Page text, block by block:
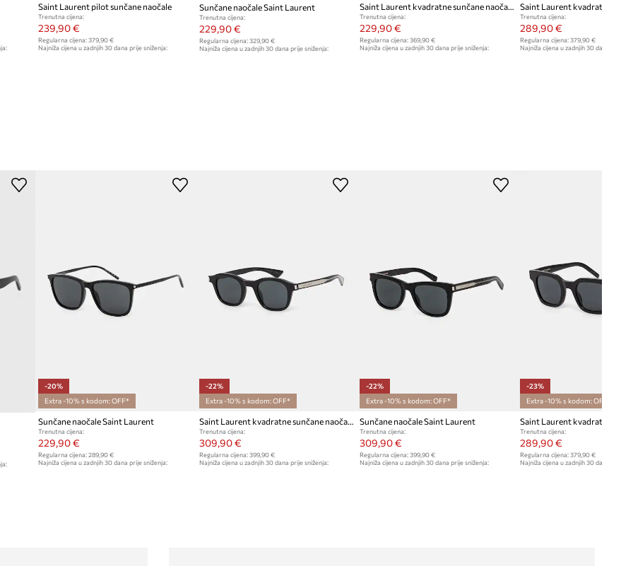
Saint Laurent pilot sunčane naočale
Trenutna cijena:
239,90 €
Regularna cijena: 379,90 €
Najniža cijena u zadnjih 30 dana prije sniženja:
Sunčane naočale Saint Laurent
Trenutna cijena:
229,90 €
Regularna cijena: 329,90 €
Najniža cijena u zadnjih 30 dana prije sniženja:
Saint Laurent kvadratne sunčane naočale
Trenutna cijena:
229,90 €
Regularna cijena:369,90 €
Najniža cijena u zadnjih 30 dana prije sniženja:
Trenutna cijena:
289,90 €
Regularna cijena: 379,90 €
Najniža cijena u zadnjih 30 dana prije
-20%
Extra -10% s kodom: OFF*
Sunčane naočale Saint Laurent
Trenutna cijena:
229,90 €
Regularna cijena: 289,90 €
Najniža cijena u zadnjih 30 dana prije sniženja:
-22%
Extra -10% s kodom: OFF*
Saint Laurent kvadratne sunčane naočale
Trenutna cijena:
309,90 €
Regularna cijena: 399,90 €
Najniža cijena u zadnjih 30 dana prije sniženja:
-22%
Extra -10% s kodom: OFF*
Sunčane naočale Saint Laurent
Trenutna cijena:
309,90 €
Regularna cijena:399,90 €
Najniža cijena u zadnjih 30 dana prije sniženja:
-23%
Extra -10% s kodom: OFF*
Trenutna cijena:
289,90 €
Regularna cijena: 379,90 €
Najniža cijena u zadnjih 30 dana prije